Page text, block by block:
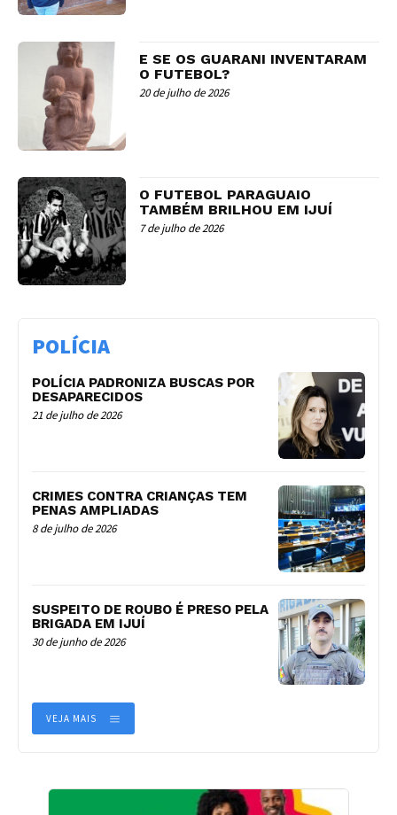
E SE OS GUARANI INVENTARAM
O FUTEBOL?
20 de julho de 2026
O FUTEBOL PARAGUAIO
TAMBÉM BRILHOU EM IJUÍ
7 de julho de 2026
POLÍCIA
POLÍCIA PADRONIZA BUSCAS POR
DESAPARECIDOS
21 de julho de 2026
CRIMES CONTRA CRIANÇAS TEM
PENAS AMPLIADAS
8 de julho de 2026
SUSPEITO DE ROUBO É PRESO PELA
BRIGADA EM IJUÍ
30 de junho de 2026
VEJA MAIS